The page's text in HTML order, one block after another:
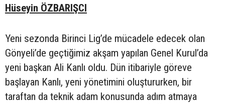
Hüseyin ÖZBARIŞCI
Yeni sezonda Birinci Lig’de mücadele edecek olan
Gönyeli’de geçtiğimiz akşam yapılan Genel Kurul’da
yeni başkan Ali Kanlı oldu. Dün itibariyle göreve
başlayan Kanlı, yeni yönetimini oluştururken, bir
taraftan da teknik adam konusunda adım atmaya